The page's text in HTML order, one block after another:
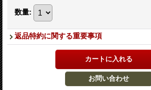
数量:
返品特約に関する重要事項